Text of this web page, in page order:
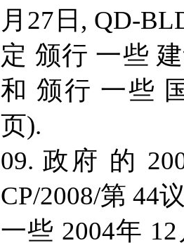
月27日, QD-
定 颁行 一些
和 颁行 一些
页).
09. 政府 的
CP/2008/第 44
一些 2004年